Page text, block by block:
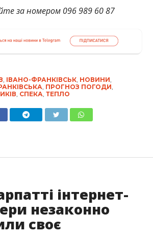
за номером 096 989 60 87
, ІВАНО-ФРАНКІВСЬК, НОВИНИ,
, ПРОГНОЗ ПОГОДИ,
, СПЕКА, ТЕПЛО
інтернет-
незаконно
своє